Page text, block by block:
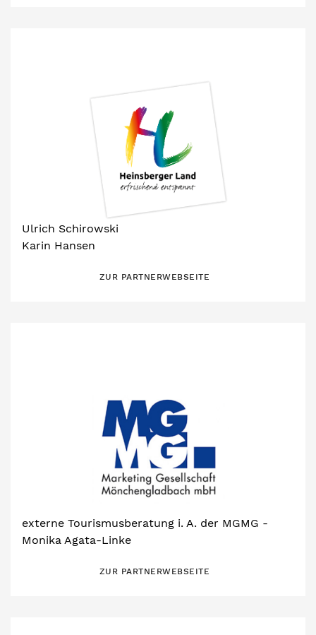
Ulrich Schirowski
Karin Hansen
ZUR PARTNERWEBSEITE
externe Tourismusberatung i. A. der MGMG -
Monika Agata-Linke
ZUR PARTNERWEBSEITE